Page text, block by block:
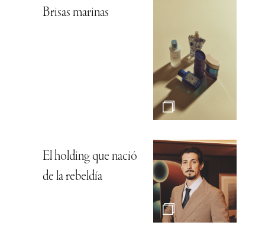
Brisas marinas
El holding que nació
de la rebeldía